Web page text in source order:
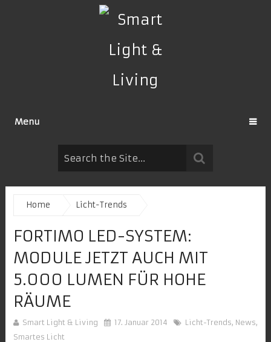
Menu
Home Licht-Trends
FORTIMO LED-SYSTEM:
MODULE JETZT AUCH MIT
5.000 LUMEN FÜR HOHE
RÄUME
Smart Light & Living 17. Januar 2014 Licht-Trends, News,
Smartes Licht